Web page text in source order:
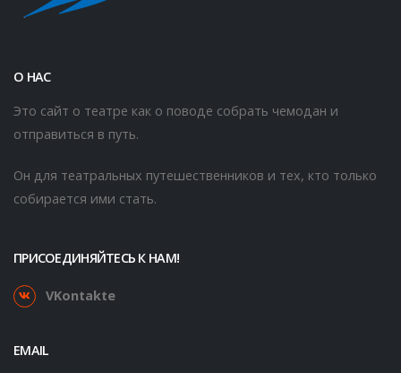
О НАС
Это сайт о театре как о поводе собрать чемодан и
отправиться в путь.
Он для театральных путешественников и тех, кто только
собирается ими стать.
ПРИСОЕДИНЯЙТЕСЬ К НАМ!
VKontakte
EMAIL